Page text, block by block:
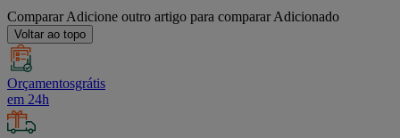
Comparar Adicione outro artigo para comparar Adicionado
Voltar ao topo
Orçamentosgrátis
em 24h